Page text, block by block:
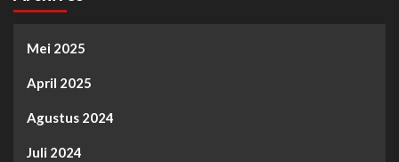
Mei 2025
April 2025
Agustus 2024
Juli 2024